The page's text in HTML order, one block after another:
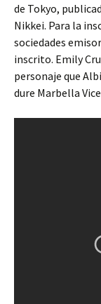
de Tokyo,
Nikkei. Para la
sociedades
inscrito. Emily
personaje que
dure Marbella